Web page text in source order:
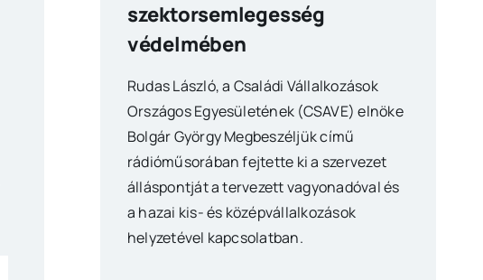
szektorsemlegesség
védelmében
Rudas László, a Családi Vállalkozások
Országos Egyesületének (CSAVE) elnöke
Bolgár György Megbeszéljük című
rádióműsorában fejtette ki a szervezet
álláspontját a tervezett vagyonadóval és
a hazai kis- és középvállalkozások
helyzetével kapcsolatban.